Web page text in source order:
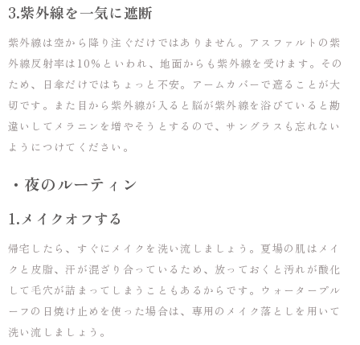
3.紫外線を一気に遮断
紫外線は空から降り注ぐだけではありません。アスファルトの紫
外線反射率は10％といわれ、地面からも紫外線を受けます。その
ため、日傘だけではちょっと不安。アームカバーで遮ることが大
切です。また目から紫外線が入ると脳が紫外線を浴びていると勘
違いしてメラニンを増やそうとするので、サングラスも忘れない
ようにつけてください。
・夜のルーティン
1.メイクオフする
帰宅したら、すぐにメイクを洗い流しましょう。夏場の肌はメイ
クと皮脂、汗が混ざり合っているため、放っておくと汚れが酸化
して毛穴が詰まってしまうこともあるからです。ウォータープル
ーフの日焼け止めを使った場合は、専用のメイク落としを用いて
洗い流しましょう。